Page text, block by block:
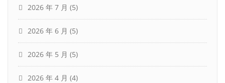
2026 年 7 月 (5)
2026 年 6 月 (5)
2026 年 5 月 (5)
2026 年 4 月 (4)